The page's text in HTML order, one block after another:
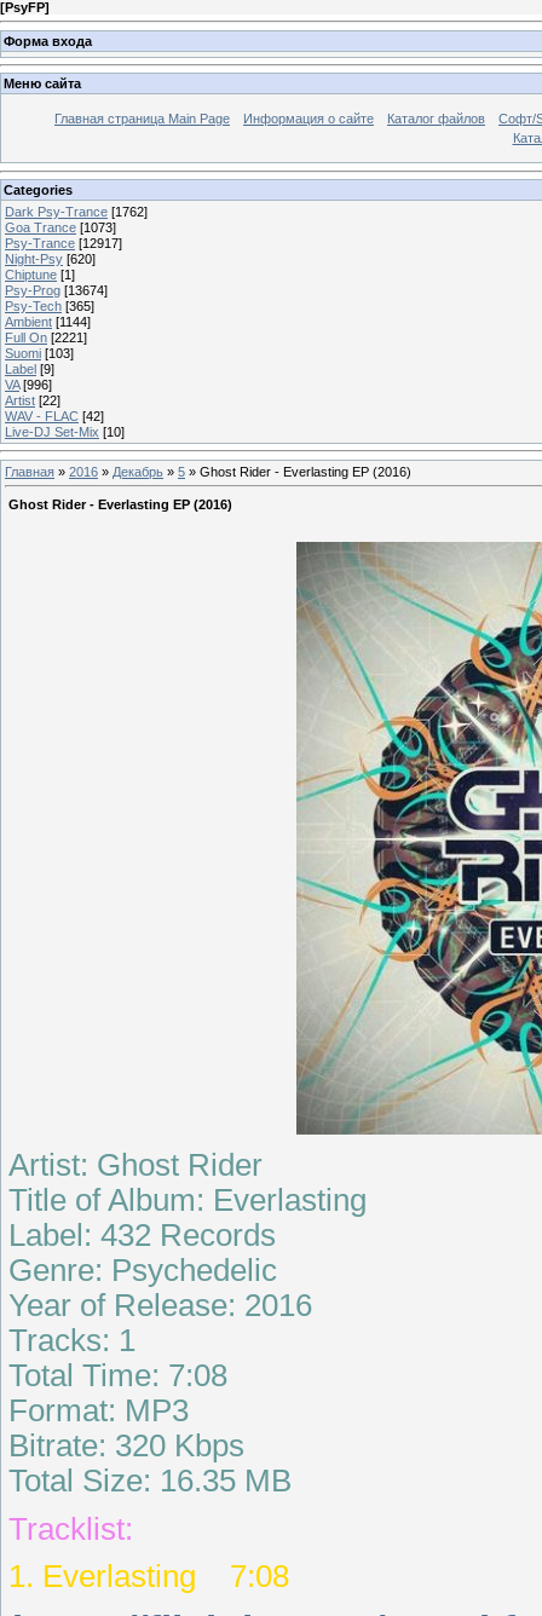
[PsyFP]
Форма входа
Меню сайта
Главная страница Main Page Информация о сайте Каталог файлов
Софт/
Categories
Dark Psy-Trance [1762]
Goa Trance [1073]
Psy-Trance [12917]
Night-Psy [620]
Chiptune [1]
Psy-Prog [13674]
Psy-Tech [365]
Ambient [1144]
Full On [2221]
Suomi [103]
Label [9]
VA [996]
Artist [22]
WAV - FLAC [42]
Live-DJ Set-Mix [10]
Главная » 2016 » Декабрь » 5 » Ghost Rider - Everlasting EP (2016)
Ghost Rider - Everlasting EP (2016)
Artist: Ghost Rider
Title of Album: Everlasting
Label: 432 Records
Genre: Psychedelic
Year of Release: 2016
Tracks: 1
Total Time: 7:08
Format: MP3
Bitrate: 320 Kbps
Total Size: 16.35 MB
Tracklist:
1. Everlasting 7:08